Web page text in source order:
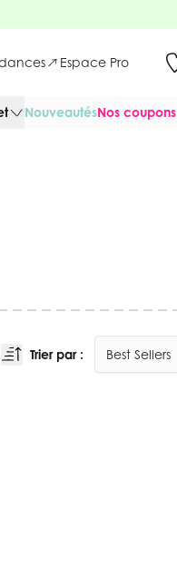
Espace Pro
NouveautésNos coupons
Trier par :